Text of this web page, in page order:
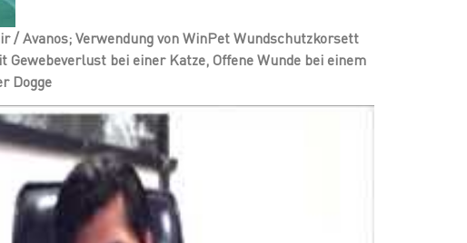
/ Avanos; Verwendung von WinPet Wundschutzkorsett
bei einer Katze, Offene Wunde bei einem
Dogge